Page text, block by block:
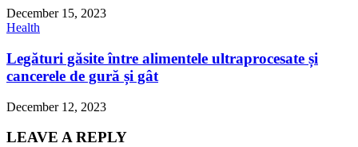
December 15, 2023
Health
Legături găsite între alimentele ultraprocesate și
cancerele de gură și gât
December 12, 2023
LEAVE A REPLY